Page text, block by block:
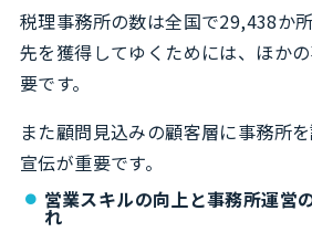
税理事務所の数は全国で29,438か
先を獲得してゆくためには、ほか
要です。
また顧問見込みの顧客層に事務所
宣伝が重要です。
営業スキルの向上と事務所運営
れ